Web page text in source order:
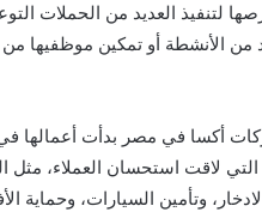
لتنفيذ العديد من الحملات
من الأنشطة أو تمكين
التي لاقت استحسان العملاء، مثل
وتأمين السيارات، وحماية